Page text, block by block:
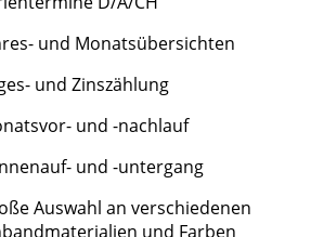
und Monatsübersichten
und Zinszählung
und -nachlauf
und -untergang
Auswahl an verschiedenen
und Farben